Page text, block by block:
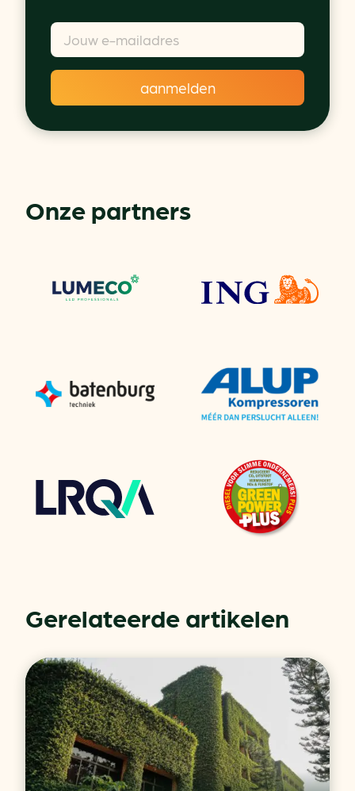
Onze partners
Gerelateerde artikelen